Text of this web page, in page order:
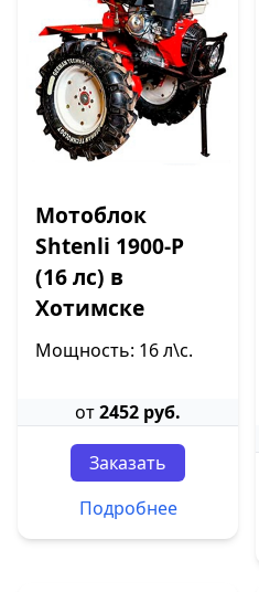
Мотоблок
Shtenli 1900-P
(16 лс) в
Хотимске
Мощность: 16 л\с.
от2452 руб.
Заказать
Подробнее